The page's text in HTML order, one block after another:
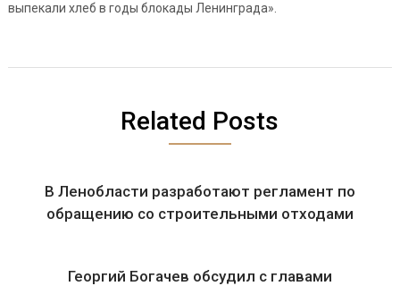
выпекали хлеб в годы блокады Ленинграда».
Related Posts
В Ленобласти разработают регламент по
обращению со строительными отходами
Георгий Богачев обсудил с главами